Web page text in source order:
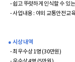
- 쉽고 뚜렷하게 인식할 수 있
- 사업내용 : 야외 교통안전교
● 시상 내역
- 최우수상 1명 (30만원)